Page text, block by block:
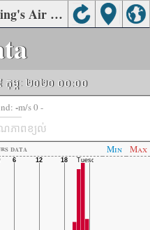
Shengdi Hollidays Resort, Jining's Air Quality
៥ កុម្ភៈ ២០២០ ០០:០០
-m/s 0 -
ណភាពខ្យល់
data Min Max